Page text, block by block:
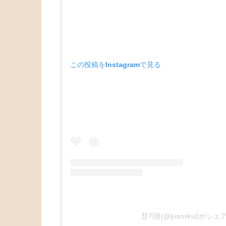
この投稿をInstagramで見る
장기용(@juanxkui)がシ